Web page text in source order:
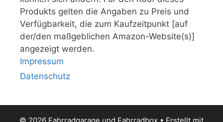
Produkts gelten die Angaben zu Preis und
Verfügbarkeit, die zum Kaufzeitpunkt [auf
der/den maßgeblichen Amazon-Website(s)]
angezeigt werden.
Impressum
Datenschutz